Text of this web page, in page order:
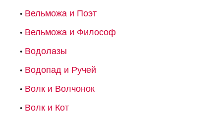
Вельможа и Поэт
Вельможа и Философ
Водолазы
Водопад и Ручей
Волк и Волчонок
Волк и Кот